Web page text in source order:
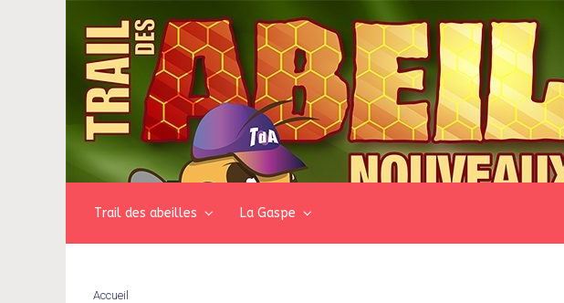
Skip to main content
Trail des abeilles La Gaspe
Accueil